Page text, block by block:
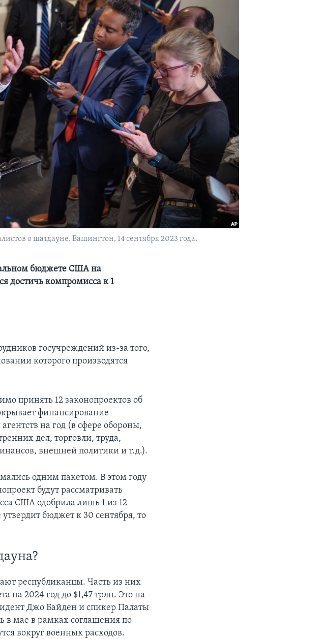
о шатдауне. Вашингтон, 14 сентября 2023 года.
бюджете США на
достичь компромисса к 1
госучреждений из-за того,
которого производятся
принять 12 законопроектов об
финансирование
на год (в сфере обороны,
дел, торговли, труда,
внешней политики и т.д.).
одним пакетом. В этом году
будут рассматривать
США одобрила лишь 1 из 12
бюджет к 30 сентября, то
республиканцы. Часть из них
на 2024 год до $1,47 трлн. Это на
Джо Байден и спикер Палаты
в мае в рамках соглашения по
вокруг военных расходов.